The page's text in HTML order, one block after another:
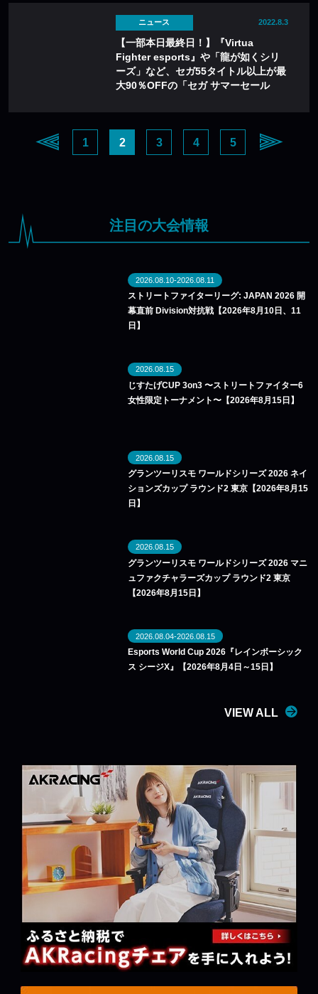
ニュース 2022.8.3
【一部本日最終日！】『Virtua
Fighter esports』や「龍が如くシリ
ーズ」など、セガ55タイトル以上が最
大90％OFFの「セガ サマーセール
1 2 3 4 5
注目の大会情報
2026.08.10-2026.08.11
ストリートファイターリーグ: JAPAN 2026 開
幕直前 Division対抗戦【2026年8月10日、11
日】
2026.08.15
じすたげCUP 3on3 〜ストリートファイター6
女性限定トーナメント〜【2026年8月15日】
2026.08.15
グランツーリスモ ワールドシリーズ 2026 ネイ
ションズカップ ラウンド2 東京【2026年8月15
日】
2026.08.15
グランツーリスモ ワールドシリーズ 2026 マニ
ュファクチャラーズカップ ラウンド2 東京
【2026年8月15日】
2026.08.04-2026.08.15
Esports World Cup 2026『レインボーシック
ス シージX』【2026年8月4日～15日】
VIEW ALL